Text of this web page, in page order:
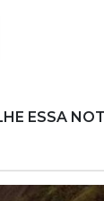
ESSA